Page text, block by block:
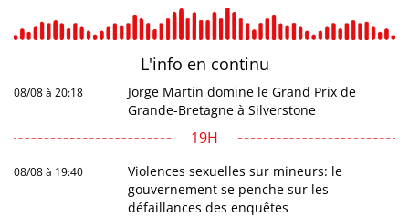
L'info en continu
08/08 à 20:18
Jorge Martin domine le Grand Prix de
Grande-Bretagne à Silverstone
19H
08/08 à 19:40
Violences sexuelles sur mineurs: le
gouvernement se penche sur les
défaillances des enquêtes